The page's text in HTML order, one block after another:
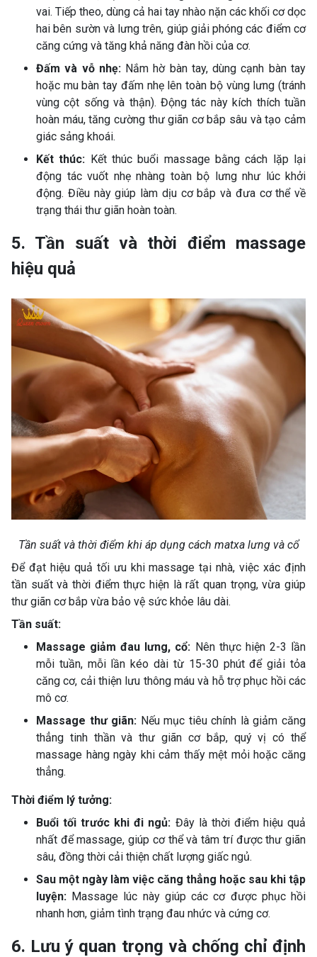
vai. Tiếp theo, dùng cả hai tay nhào nặn các khối cơ dọc
hai bên sườn và lưng trên, giúp giải phóng các điểm cơ
căng cứng và tăng khả năng đàn hồi của cơ.
Đấm và vỗ nhẹ:Nắm hờ bàn tay, dùng cạnh bàn tay
hoặc mu bàn tay đấm nhẹ lên toàn bộ vùng lưng (tránh
vùng cột sống và thận). Động tác này kích thích tuần
hoàn máu, tăng cường thư giãn cơ bắp sâu và tạo cảm
giác sảng khoái.
Kết thúc: Kết thúc buổi massage bằng cách lặp lại
động tác vuốt nhẹ nhàng toàn bộ lưng như lúc khởi
động. Điều này giúp làm dịu cơ bắp và đưa cơ thể về
trạng thái thư giãn hoàn toàn.
5. Tần suất và thời điểm massage
hiệu quả
Tần suất và thời điểm khi áp dụng cách matxa lưng và cổ
Để đạt hiệu quả tối ưu khi massage tại nhà, việc xác định
tần suất và thời điểm thực hiện là rất quan trọng, vừa giúp
thư giãn cơ bắp vừa bảo vệ sức khỏe lâu dài.
Tần suất:
Massage giảm đau lưng, cổ: Nên thực hiện 2-3 lần
mỗi tuần, mỗi lần kéo dài từ 15-30 phút để giải tỏa
căng cơ, cải thiện lưu thông máu và hỗ trợ phục hồi các
mô cơ.
Massage thư giãn: Nếu mục tiêu chính là giảm căng
thẳng tinh thần và thư giãn cơ bắp, quý vị có thể
massage hàng ngày khi cảm thấy mệt mỏi hoặc căng
thẳng.
Thời điểm lý tưởng:
Buổi tối trước khi đi ngủ: Đây là thời điểm hiệu quả
nhất để massage, giúp cơ thể và tâm trí được thư giãn
sâu, đồng thời cải thiện chất lượng giấc ngủ.
Sau một ngày làm việc căng thẳng hoặc sau khi tập
luyện: Massage lúc này giúp các cơ được phục hồi
nhanh hơn, giảm tình trạng đau nhức và cứng cơ.
6. Lưu ý quan trọng và chống chỉ định